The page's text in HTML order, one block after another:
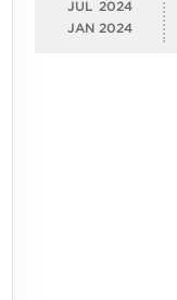
JUL 2024
JAN 2024